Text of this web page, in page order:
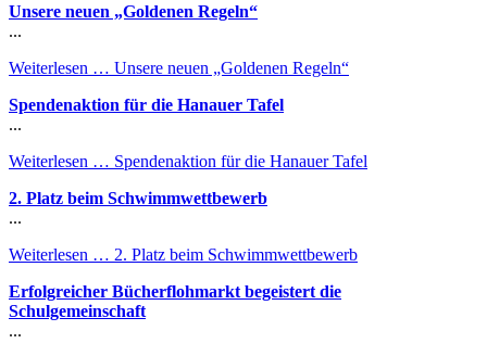
Unsere neuen „Goldenen Regeln“
...
Weiterlesen … Unsere neuen „Goldenen Regeln“
Spendenaktion für die Hanauer Tafel
...
Weiterlesen … Spendenaktion für die Hanauer Tafel
2. Platz beim Schwimmwettbewerb
...
Weiterlesen … 2. Platz beim Schwimmwettbewerb
Erfolgreicher Bücherflohmarkt begeistert die
Schulgemeinschaft
...